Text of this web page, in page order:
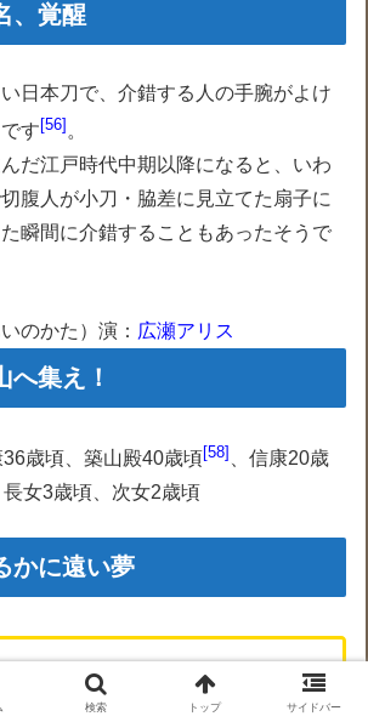
、覚醒
日本刀で、介錯する人の手腕がよけ
す 56 。
だ江戸時代中期以降になると、いわ
腹人が小刀・脇差に見立てた扇子に
瞬間に介錯することもあったそうで
いのかた）演： 広瀬アリス
集え！
歳頃、築山殿40歳頃 58
、信康20歳
女3歳頃、次女2歳頃
に遠い夢
談社文庫) 阿井景子 (著) 5つ星のう
検索 トップ サイドバー